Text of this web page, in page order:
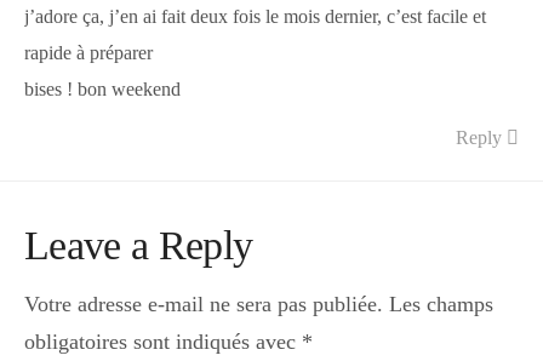
j’adore ça, j’en ai fait deux fois le mois dernier, c’est facile et
rapide à préparer
bises ! bon weekend
Reply
Leave a Reply
Votre adresse e-mail ne sera pas publiée. Les champs
obligatoires sont indiqués avec *